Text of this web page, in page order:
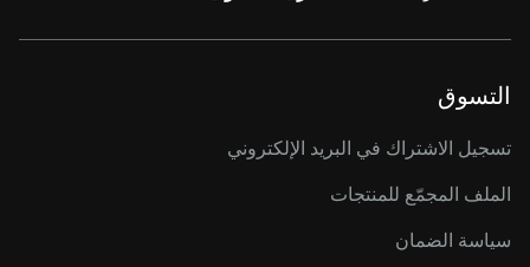
التسوق
تسجيل الاشتراك في البريد الإلكتروني
الملف المجمّع للمنتجات
سياسة الضمان